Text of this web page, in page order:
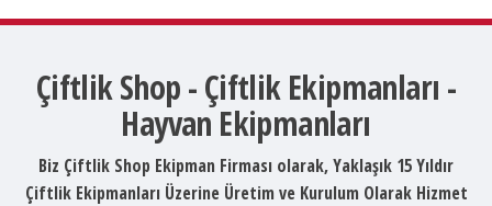
Çiftlik Shop - Çiftlik Ekipmanları -
Hayvan Ekipmanları
Biz Çiftlik Shop Ekipman Firması olarak, Yaklaşık 15 Yıldır
Çiftlik Ekipmanları Üzerine Üretim ve Kurulum Olarak Hizmet